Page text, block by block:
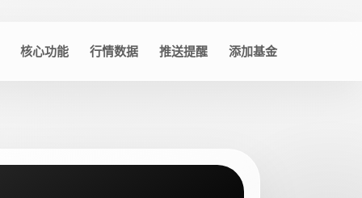
核心功能 行情数据 推送提醒 添加基金